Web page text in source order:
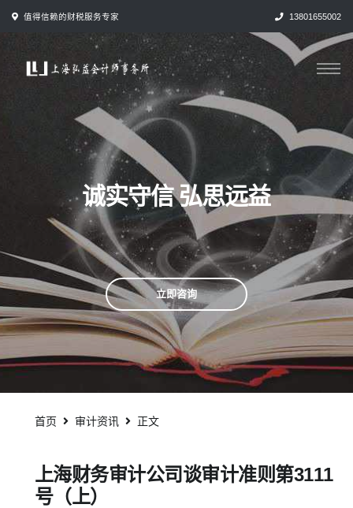
值得信赖的财税服务专家 13801655002
诚实守信 弘思远益
立即咨询
首页 审计资讯 正文
上海财务审计公司谈审计准则第3111
号（上）